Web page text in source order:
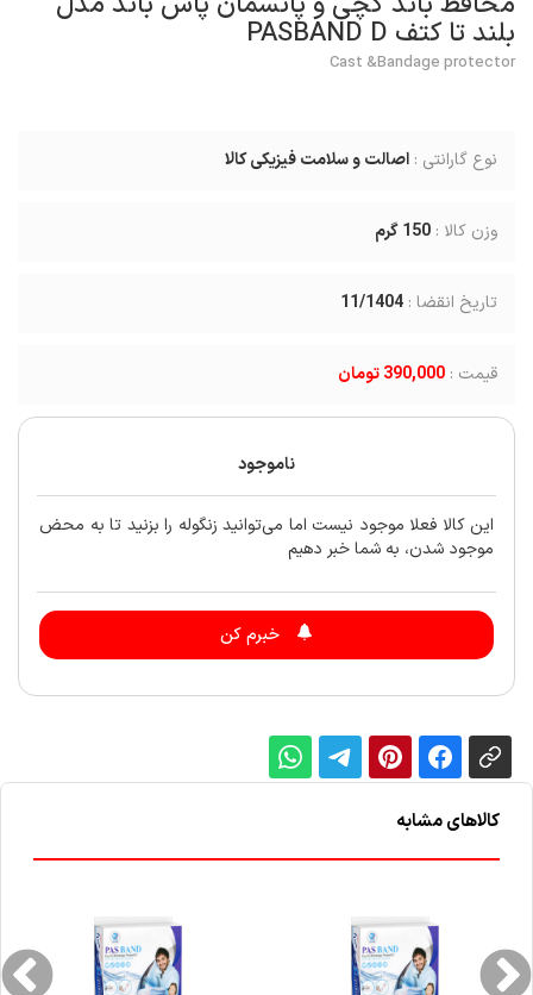
بلند تا کتف PASBAND D
Cast &Bandage protector
نوع گارانتی : اصالت و سلامت فیزیکی کالا
وزن کالا : 150گرم
تاریخ انقضا : 11/1404
قیمت : 390,000 تومان
ناموجود
این کالا فعلا موجود نیست اما می‌توانید زنگوله را بزنید تا به محض
موجود شدن، به شما خبر دهیم
خبرم کن
کالاهای مشابه